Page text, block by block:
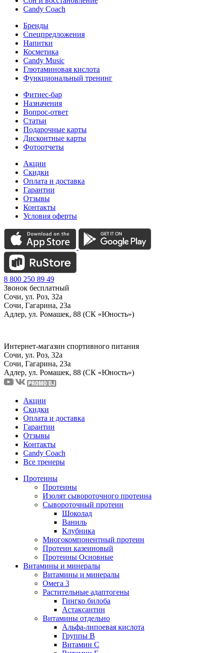
Candy Coach
Бренды
Спецпредложения
Напитки
Косметика
Candy Music
Глютаминовая кислота
Функциональный тренинг
Фитнес-бар
Назначения
Вопрос-ответ
Статьи
Подарочные карты
Дисконтные карты
Фотоотчеты
Акции
Скидки
Оплата и доставка
Гарантии
Отзывы
Контакты
Условия оферты
8 800 250 89 49
Звонок бесплатный
Сочи, ул. Роз, 32а
Сочи, Гагарина, 23а
Адлер, ул. Ромашек, 88 (СК «Юность»)
Интернет-магазин спортивного питания
Сочи, ул. Роз, 32а
Сочи, Гагарина, 23а
Адлер, ул. Ромашек, 88 (СК «Юность»)
Акции
Скидки
Оплата и доставка
Гарантии
Отзывы
Контакты
Candy Coach
Все тренеры
Протеины
Протеины
Изолят сывороточного протеина
Сывороточный протеин
Шоколад
Ваниль
Клубника
Многокомпонентный протеин
Протеин казеиновый
Протеины Основные
Витамины и минералы
Витамины и минералы
Омега 3
Растительные адаптогены
Гингко билоба
Астаксантин
Витамины отдельно
Альфа-липоевая кислота
Группы B
Витамин С